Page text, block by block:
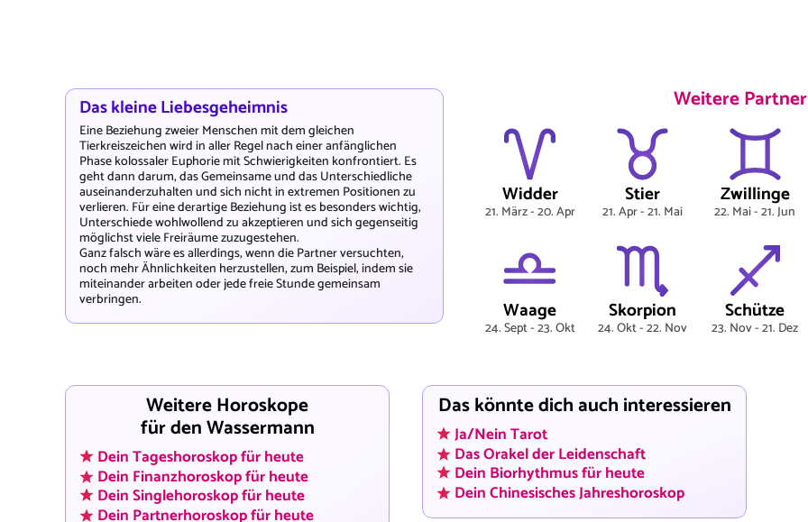
Das kleine Liebesgeheimnis
Eine Beziehung zweier Menschen mit dem gleichen
Tierkreiszeichen wird in aller Regel nach einer anfänglichen
Phase kolossaler Euphorie mit Schwierigkeiten konfrontiert. Es
geht dann darum, das Gemeinsame und das Unterschiedliche
auseinanderzuhalten und sich nicht in extremen Positionen zu
verlieren. Für eine derartige Beziehung ist es besonders wichtig,
Unterschiede wohlwollend zu akzeptieren und sich gegenseitig
möglichst viele Freiräume zuzugestehen.
Ganz falsch wäre es allerdings, wenn die Partner versuchten,
noch mehr Ähnlichkeiten herzustellen, zum Beispiel, indem sie
miteinander arbeiten oder jede freie Stunde gemeinsam
verbringen.
Weitere
Widder
21. März - 20. Apr
Stier
21. Apr - 21. Mai
Zwillinge
22. Mai - 21. Jun
Waage
24. Sept - 23. Okt
Skorpion
24. Okt - 22. Nov
Schütze
23. Nov - 21. Dez
Weitere Horoskope
für den Wassermann
Dein Tageshoroskop für heute
Dein Finanzhoroskop für heute
Dein Singlehoroskop für heute
Dein Partnerhoroskop für heute
Das könnte dich auch interessieren
Ja/Nein Tarot
Das Orakel der Leidenschaft
Dein Biorhythmus für heute
Dein Chinesisches Jahreshoroskop